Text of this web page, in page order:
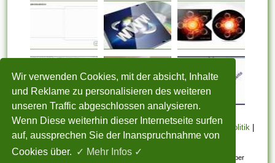
Wir verwenden Cookies, mit der absicht, Inhalte
und Reklame zu personalisieren des weiteren
unseren Traffic abgeschlossen analysieren.
Wenn Diese weiterhin dieser Internetseite surfen
auf, aussprechen Sie der Inanspruchnahme von
Cookies über. ✓ Mehr Infos ✓
STARTSEITE |Über uns |Datenschutzerklärung |Cookie Politik |
Copyright| Nutzungsbedingungen| Sitemap| Kontakt
Alle eingereichten Inhalte bleiben dem ursprünglichen Copyright-Inhaber